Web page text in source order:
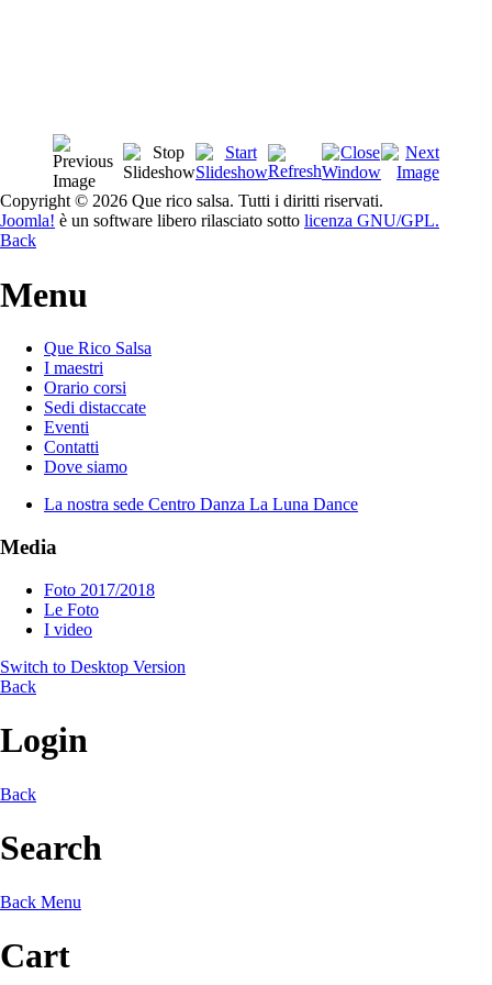
Copyright © 2026 Que rico salsa. Tutti i diritti riservati.
Joomla! è un software libero rilasciato sotto licenza GNU/GPL.
Back
Menu
Que Rico Salsa
I maestri
Orario corsi
Sedi distaccate
Eventi
Contatti
Dove siamo
La nostra sede Centro Danza La Luna Dance
Media
Foto 2017/2018
Le Foto
I video
Switch to Desktop Version
Back
Login
Back
Search
Back Menu
Cart